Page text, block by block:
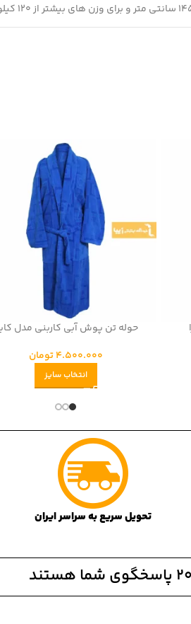
حوله تن پوش آبی کاربنی مدل
4.500.000 تومان
انتخاب سایز
تحویل سریع به سراسر ایران